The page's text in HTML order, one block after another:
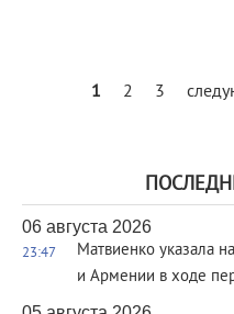
1 2 3
06 августа 2026
23:47
Матвиенко указала
и Армении в ходе